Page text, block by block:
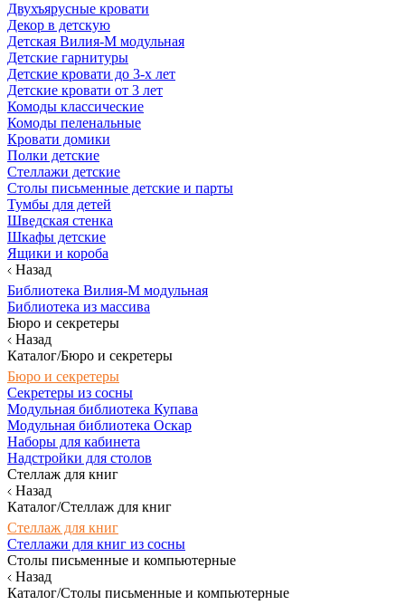
Двухъярусные кровати
Декор в детскую
Детская Вилия-М модульная
Детские гарнитуры
Детские кровати до 3-х лет
Детские кровати от 3 лет
Комоды классические
Комоды пеленальные
Кровати домики
Полки детские
Стеллажи детские
Столы письменные детские и парты
Тумбы для детей
Шведская стенка
Шкафы детские
Ящики и короба
Назад
Библиотека Вилия-М модульная
Библиотека из массива
Бюро и секретеры
Назад
Каталог/Бюро и секретеры
Бюро и секретеры
Секретеры из сосны
Модульная библиотека Купава
Модульная библиотека Оскар
Наборы для кабинета
Надстройки для столов
Стеллаж для книг
Назад
Каталог/Стеллаж для книг
Стеллаж для книг
Стеллажи для книг из сосны
Столы письменные и компьютерные
Назад
Каталог/Столы письменные и компьютерные